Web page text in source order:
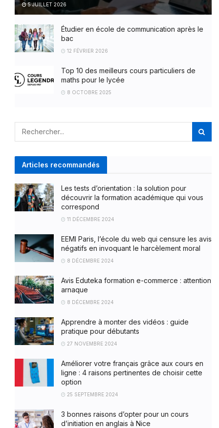
5 JUILLET 2026
Étudier en école de communication après le
bac
12 FÉVRIER 2026
Top 10 des meilleurs cours particuliers de
maths pour le lycée
8 OCTOBRE 2025
Articles recommandés
Les tests d’orientation : la solution pour
découvrir la formation académique qui vous
correspond
11 DÉCEMBRE 2024
EEMI Paris, l’école du web qui censure les avis
négatifs en invoquant le harcèlement moral
8 DÉCEMBRE 2024
Avis Eduteka formation e-commerce : attention
arnaque
8 DÉCEMBRE 2024
Apprendre à monter des vidéos : guide
pratique pour débutants
27 NOVEMBRE 2024
Améliorer votre français grâce aux cours en
ligne : 4 raisons pertinentes de choisir cette
option
25 SEPTEMBRE 2024
3 bonnes raisons d’opter pour un cours
d’initiation en anglais à Nice